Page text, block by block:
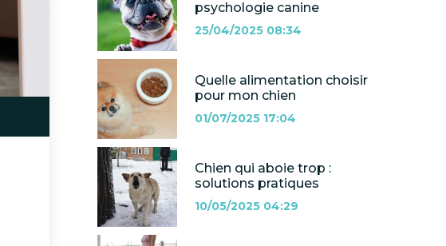
psychologie canine
25/04/2025 08:34
Quelle alimentation choisir
pour mon chien
01/07/2025 17:04
Chien qui aboie trop :
solutions pratiques
10/05/2025 04:29